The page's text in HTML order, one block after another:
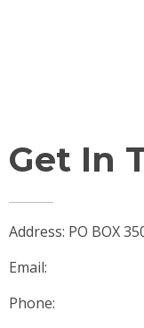
Get In
Address: PO BOX
Email:
Phone: